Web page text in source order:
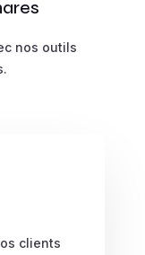
nos outils
clients